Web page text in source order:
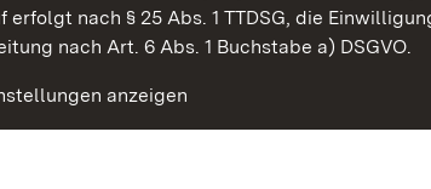
erfolgt nach § 25 Abs. 1 TTDSG, die
nach Art. 6 Abs. 1 Buchstabe a) DSGVO.
anzeigen
Staunen. Genießen.